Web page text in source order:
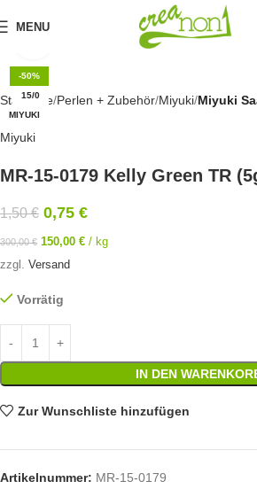
MENU
-50%
15/0
MIYUKI
Startseite Perlen + Zubehör Miyuki Miyuki
Miyuki
MR-15-0179 Kelly Green TR
1,50€ 0,75 €
300,00€ 150,00 € / kg
zzgl. Versand
Vorrätig
IN DEN
Zur Wunschliste hinzufügen
Artikelnummer: MR-15-0179